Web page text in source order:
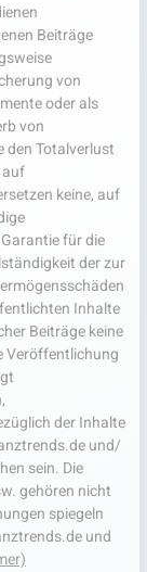
Beiträge
von
oder als
von
den Totalverlust
auf
keine, auf
für die
der zur
Inhalte
Beiträge keine
Veröffentlichung
der Inhalte
und/
sein. Die
gehören nicht
spiegeln
und